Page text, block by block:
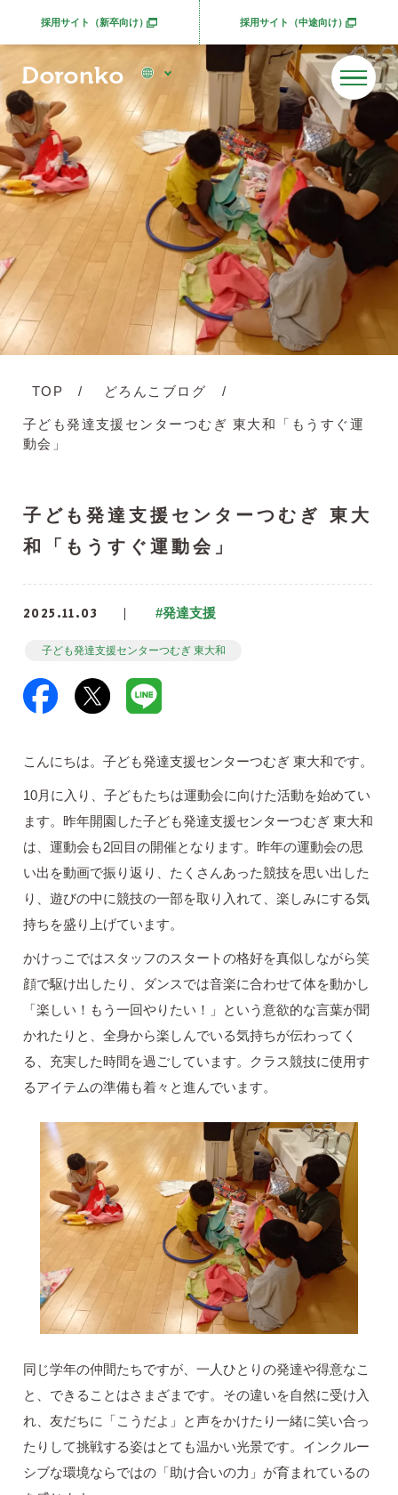
採用サイト（新卒向け）別ウィンドウで開きます 採用サイト（中途向け）別ウィンドウで開きま
TOP どろんこブログ
子ども発達支援センターつむぎ 東大和「もうすぐ運
動会」
子ども発達支援センターつむぎ 東大
和「もうすぐ運動会」
2025.11.03 #発達支援
子ども発達支援センターつむぎ 東大和
こんにちは。子ども発達支援センターつむぎ 東大和です。
10月に入り、子どもたちは運動会に向けた活動を始めてい
ます。昨年開園した子ども発達支援センターつむぎ 東大和
は、運動会も2回目の開催となります。昨年の運動会の思
い出を動画で振り返り、たくさんあった競技を思い出した
り、遊びの中に競技の一部を取り入れて、楽しみにする気
持ちを盛り上げています。
かけっこではスタッフのスタートの格好を真似しながら笑
顔で駆け出したり、ダンスでは音楽に合わせて体を動かし
「楽しい！もう一回やりたい！」という意欲的な言葉が聞
かれたりと、全身から楽しんでいる気持ちが伝わってく
る、充実した時間を過ごしています。クラス競技に使用す
るアイテムの準備も着々と進んでいます。
同じ学年の仲間たちですが、一人ひとりの発達や得意なこ
と、できることはさまざまです。その違いを自然に受け入
れ、友だちに「こうだよ」と声をかけたり一緒に笑い合っ
たりして挑戦する姿はとても温かい光景です。インクルー
シブな環境ならではの「助け合いの力」が育まれているの